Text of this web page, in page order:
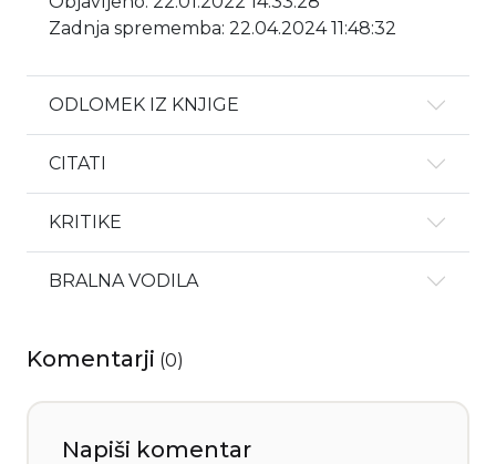
Zadnja sprememba: 22.04.2024 11:48:32
ODLOMEK IZ KNJIGE
CITATI
KRITIKE
BRALNA VODILA
Komentarji (0)
Napiši komentar